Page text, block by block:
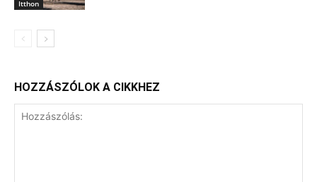
Itthon
HOZZÁSZÓLOK A CIKKHEZ